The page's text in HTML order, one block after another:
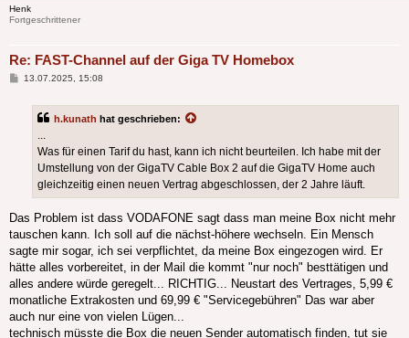
Henk
Fortgeschrittener
Re: FAST-Channel auf der Giga TV Homebox
Beitrag
13.07.2025, 15:08
h.kunath hat geschrieben:
...
Was für einen Tarif du hast, kann ich nicht beurteilen. Ich habe mit der
Umstellung von der GigaTV Cable Box 2 auf die GigaTV Home auch
gleichzeitig einen neuen Vertrag abgeschlossen, der 2 Jahre läuft.
Das Problem ist dass VODAFONE sagt dass man meine Box nicht mehr
tauschen kann. Ich soll auf die nächst-höhere wechseln. Ein Mensch
sagte mir sogar, ich sei verpflichtet, da meine Box eingezogen wird. Er
hätte alles vorbereitet, in der Mail die kommt "nur noch" besttätigen und
alles andere würde geregelt... RICHTIG... Neustart des Vertrages, 5,99 €
monatliche Extrakosten und 69,99 € "Servicegebühren" Das war aber
auch nur eine von vielen Lügen...
technisch müsste die Box die neuen Sender automatisch finden, tut sie